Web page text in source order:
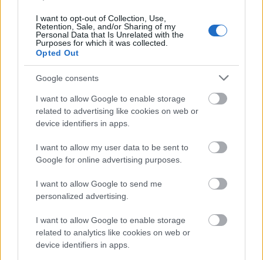
I want to opt-out of Collection, Use,
Retention, Sale, and/or Sharing of my
Personal Data that Is Unrelated with the
Purposes for which it was collected.
Opted Out
Google consents
I want to allow Google to enable storage
related to advertising like cookies on web or
device identifiers in apps.
I want to allow my user data to be sent to
Google for online advertising purposes.
I want to allow Google to send me
personalized advertising.
I want to allow Google to enable storage
related to analytics like cookies on web or
device identifiers in apps.
szavaznak az Agrárkamaráról
HÍREK 2 órája
Köztársasági elnökjelölés: szombaton szavaz
a Tisza, a Fidesz bojkottál